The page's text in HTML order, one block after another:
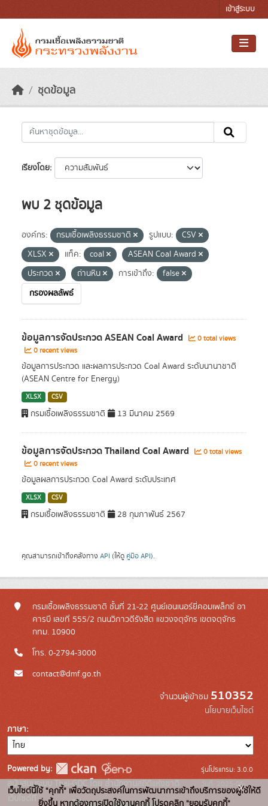
เข้าสู่ระบบ
ชุดข้อมูล
เรียงโดย
พบ 2 ชุดข้อมูล
องค์กร: กรมเชื้อเพลิงธรรมชาติ รูปแบบ:
CSV
XLSX
แท็ค: coal
ASEAN Coal Award
ประกวด
ถ่านหิน การเข้าถึง:
false
กรองผลลัพธ์
ข้อมูลการจัดประกวด ASEAN Coal Award
0 total views
0 recent views
ข้อมูลการประกวด และผลการประกวด Coal Award ระดับนานาชาติ
(ASEAN Centre for Energy)
XLSX CSV
กรมเชื้อเพลิงธรรมชาติ 13 มีนาคม 2569
ข้อมูลการจัดประกวด Thailand Coal Award
0 total views
0 recent views
ข้อมูลผลการประกวด Coal Award ระดับประเทศ
XLSX CSV
กรมเชื้อเพลิงธรรมชาติ 28 กุมภาพันธ์ 2567
คุณสามารถเข้าถึงคลังทาง API (ให้ดู คู่มือ API).
กรมเชื้อเพลิงธรรมชาติ ชั้นที่ 21-22 ศูนย์เอนเนอร์ยี่คอมเพล็กซ์ อา
คารบี เลขที่ 555/2 ถนนวิภาวดีรังสิต แขวงจตุจักร เขตจตุจักร
กทม. 10900
โทร. 0-2794-3000
contact@dmf.go.th
จำนวนผู้เข้าชม 510352
นโยบายเว็บไซต์
ภาษา
Powered by:
สนับสนุนระบบ Thai-GDC โดย สำนักงานสถิติแห่งชาติ
รุ่นโปรแกรม: 3.0.0
วันที่: 2025-06-
10
เว็บไซต์นี้ใช้ "คุกกี้" เพื่อวัตถุประสงค์ในการพัฒนาการเข้าถึงบริการของผู้ใช้ให้ดี
ยิ่งขึ้น หากต้องการเปิดใช้งานคุกกี้ โปรดคลิก "ยอมรับคุกกี้"
x